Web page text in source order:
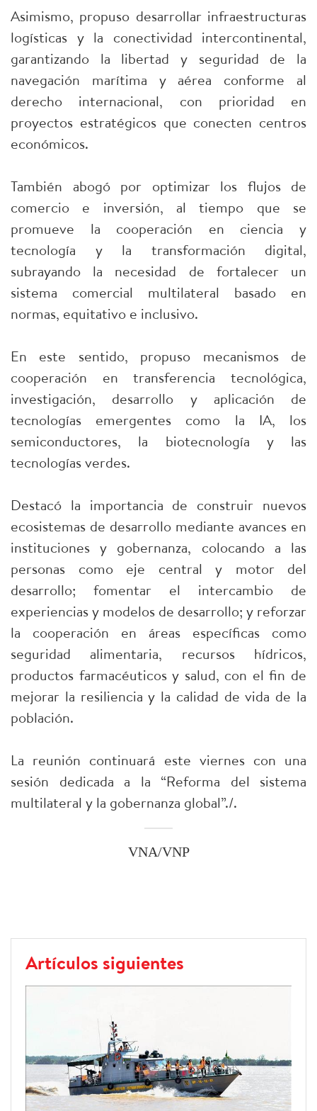
Asimismo, propuso desarrollar infraestructuras
logísticas y la conectividad intercontinental,
garantizando la libertad y seguridad de la
navegación marítima y aérea conforme al
derecho internacional, con prioridad en
proyectos estratégicos que conecten centros
económicos.
También abogó por optimizar los flujos de
comercio e inversión, al tiempo que se
promueve la cooperación en ciencia y
tecnología y la transformación digital,
subrayando la necesidad de fortalecer un
sistema comercial multilateral basado en
normas, equitativo e inclusivo.
En este sentido, propuso mecanismos de
cooperación en transferencia tecnológica,
investigación, desarrollo y aplicación de
tecnologías emergentes como la IA, los
semiconductores, la biotecnología y las
tecnologías verdes.
Destacó la importancia de construir nuevos
ecosistemas de desarrollo mediante avances en
instituciones y gobernanza, colocando a las
personas como eje central y motor del
desarrollo; fomentar el intercambio de
experiencias y modelos de desarrollo; y reforzar
la cooperación en áreas específicas como
seguridad alimentaria, recursos hídricos,
productos farmacéuticos y salud, con el fin de
mejorar la resiliencia y la calidad de vida de la
población.
La reunión continuará este viernes con una
sesión dedicada a la “Reforma del sistema
multilateral y la gobernanza global”./.
VNA/VNP
Artículos siguientes